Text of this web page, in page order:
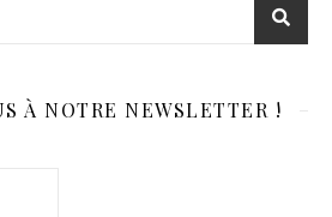
À NOTRE NEWSLETTER !